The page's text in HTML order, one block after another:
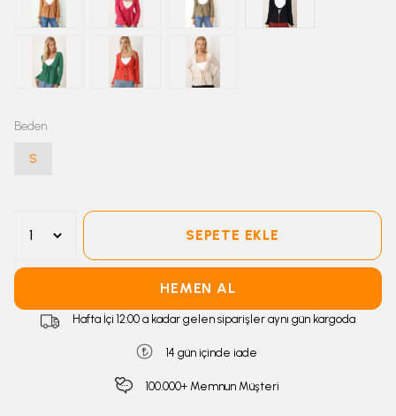
Beden
S
SEPETE EKLE
HEMEN AL
Hafta İçi 12:00 a kadar gelen siparişler aynı gün kargoda
14 gün içinde iade
100.000+ Memnun Müşteri